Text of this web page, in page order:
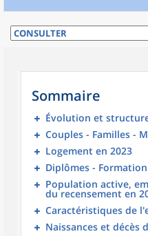
Sommaire
Évolution et
Couples - Familles -
Logement en 2023
Diplômes -
Population active,
du recensement en
Caractéristiques de
Naissances et décès